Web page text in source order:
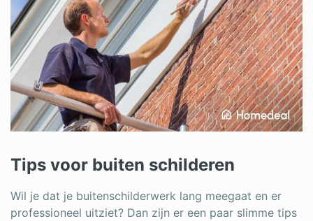
Tips voor buiten schilderen
Wil je dat je buitenschilderwerk lang meegaat en er
professioneel uitziet? Dan zijn er een paar slimme tips